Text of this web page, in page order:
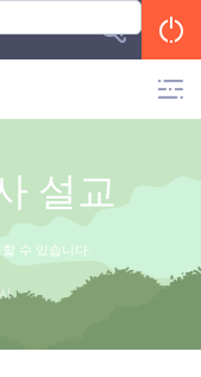
설교
수 있습니다.